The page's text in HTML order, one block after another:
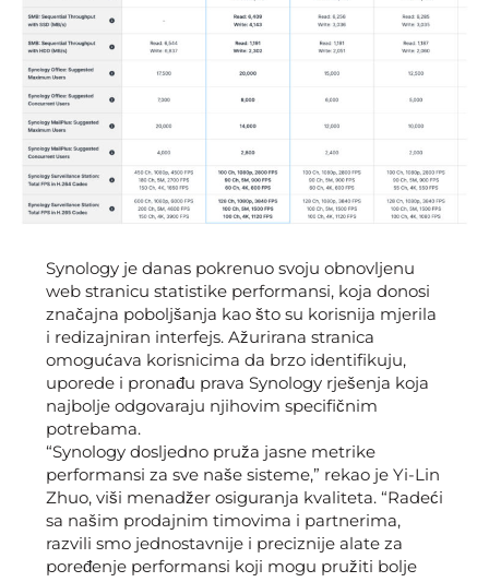
Synology je danas pokrenuo svoju obnovljenu
web stranicu statistike performansi, koja donosi
značajna poboljšanja kao što su korisnija mjerila
i redizajniran interfejs. Ažurirana stranica
omogućava korisnicima da brzo identifikuju,
uporede i pronađu prava Synology rješenja koja
najbolje odgovaraju njihovim specifičnim
potrebama.
“Synology dosljedno pruža jasne metrike
performansi za sve naše sisteme,” rekao je Yi-Lin
Zhuo, viši menadžer osiguranja kvaliteta. “Radeći
sa našim prodajnim timovima i partnerima,
razvili smo jednostavnije i preciznije alate za
poređenje performansi koji mogu pružiti bolje